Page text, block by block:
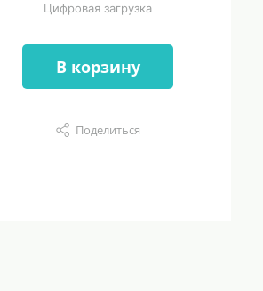
Цифровая загрузка
В корзину
Поделиться